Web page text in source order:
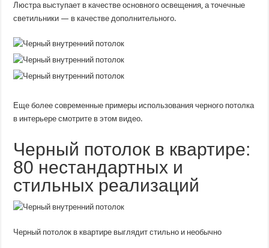
Люстра выступает в качестве основного освещения, а точечные
светильники — в качестве дополнительного.
Еще более современные примеры использования черного потолка
в интерьере смотрите в этом видео.
Черный потолок в квартире:
80 нестандартных и
стильных реализаций
Черный потолок в квартире выглядит стильно и необычно